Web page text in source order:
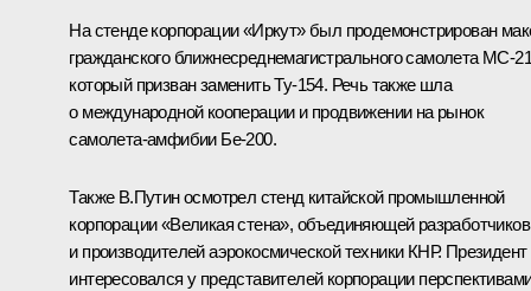
На стенде корпорации «Иркут» был продемонстрирован
гражданского ближнесреднемагистрального самолета МС-
который призван заменить Ту-154. Речь также шла
о международной кооперации и продвижении на рынок
самолета-амфибии Бе-200.
Также В.Путин осмотрел стенд китайской промышленной
корпорации «Великая стена», объединяющей разработчиков
и производителей аэрокосмической техники КНР. Президент
интересовался у представителей корпорации